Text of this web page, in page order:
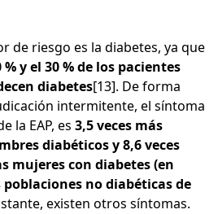
de riesgo es la diabetes, ya que
y el 30 % de los pacientes
diabetes[13]. De forma
intermitente, el síntoma
la EAP, es 3,5 veces más
diabéticos y 8,6 veces
mujeres con diabetes (en
no diabéticas de
existen otros síntomas.